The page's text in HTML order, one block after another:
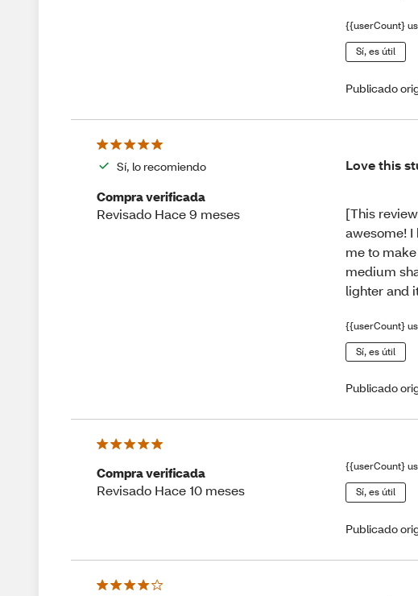
{{userCount}
Sí, es útil
Publicado
Sí, lo recomiendo
Compra verificada
Revisado Hace 9 meses
Love this
[This
awesome!
me to
medium
lighter and
{{userCount}
Sí, es útil
Publicado
Compra verificada
Revisado Hace 10 meses
{{userCount}
Sí, es útil
Publicado